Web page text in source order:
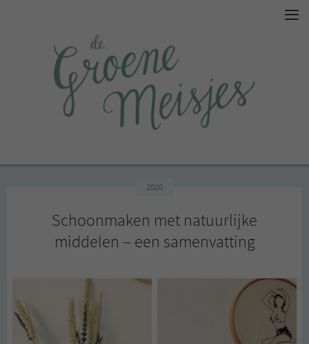
2020
Schoonmaken met natuurlijke
middelen – een samenvatting